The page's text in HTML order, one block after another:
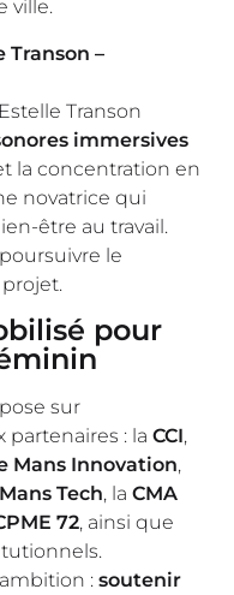
ville.
Transon –
Transon
immersives
la concentration en
novatrice qui
être au travail.
le
pour
sur
partenaires : laCCI,
Mans Innovation,
Tech, laCMA
72, ainsi que
:soutenir